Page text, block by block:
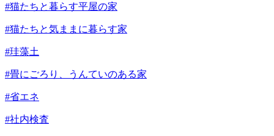
#猫たちと暮らす平屋の家
#猫たちと気ままに暮らす家
#珪藻土
#畳にごろり、うんていのある家
#省エネ
#社内検査